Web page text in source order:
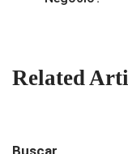
Related
Buscar